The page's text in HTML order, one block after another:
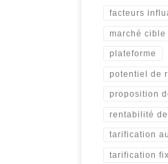
facteurs
marché cible
plateforme
potentiel de
proposition
rentabilité
tarification
tarification